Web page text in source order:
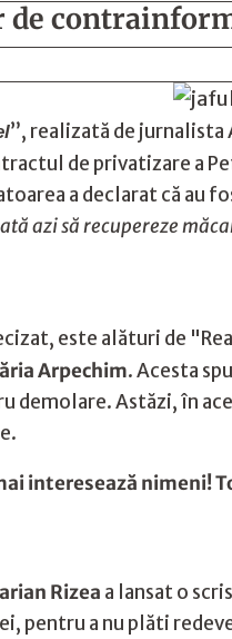
”, realizată de jurnalista
de privatizare a
a declarat că au
azi să recupereze
este alături de
Arpechim. Acesta
demolare. Astăzi, în
interesează nimeni!
Rizea a lansat o
pentru a nu plăti